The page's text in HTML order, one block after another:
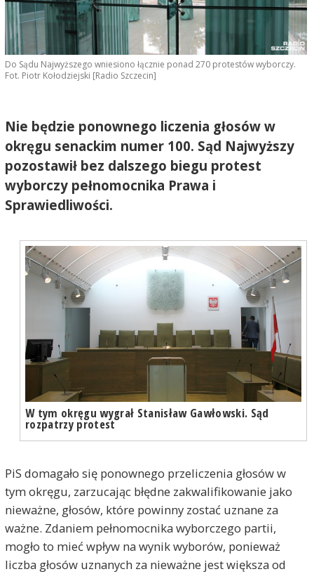
Do Sądu Najwyższego wniesiono łącznie ponad 270 protestów wyborczy.
Fot. Piotr Kołodziejski [Radio Szczecin]
Nie będzie ponownego liczenia głosów w
okręgu senackim numer 100. Sąd Najwyższy
pozostawił bez dalszego biegu protest
wyborczy pełnomocnika Prawa i
Sprawiedliwości.
W tym okręgu wygrał Stanisław Gawłowski. Sąd
rozpatrzy protest
PiS domagało się ponownego przeliczenia głosów w
tym okręgu, zarzucając błędne zakwalifikowanie jako
nieważne, głosów, które powinny zostać uznane za
ważne. Zdaniem pełnomocnika wyborczego partii,
mogło to mieć wpływ na wynik wyborów, ponieważ
liczba głosów uznanych za nieważne jest większa od